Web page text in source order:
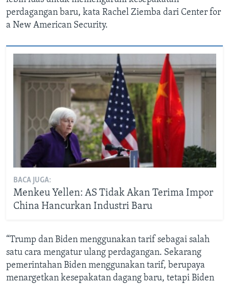
perdagangan baru, kata Rachel Ziemba dari Center for
a New American Security.
BACA JUGA:
Menkeu Yellen: AS Tidak Akan Terima Impor
China Hancurkan Industri Baru
“Trump dan Biden menggunakan tarif sebagai salah
satu cara mengatur ulang perdagangan. Sekarang
pemerintahan Biden menggunakan tarif, berupaya
menargetkan kesepakatan dagang baru, tetapi Biden